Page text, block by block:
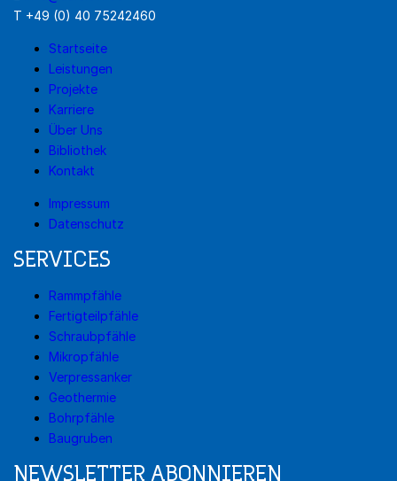
T +49 (0) 40 75242460
Startseite
Leistungen
Projekte
Karriere
Über Uns
Bibliothek
Kontakt
Impressum
Datenschutz
SERVICES
Rammpfähle
Fertigteilpfähle
Schraubpfähle
Mikropfähle
Verpressanker
Geothermie
Bohrpfähle
Baugruben
NEWSLETTER ABONNIEREN